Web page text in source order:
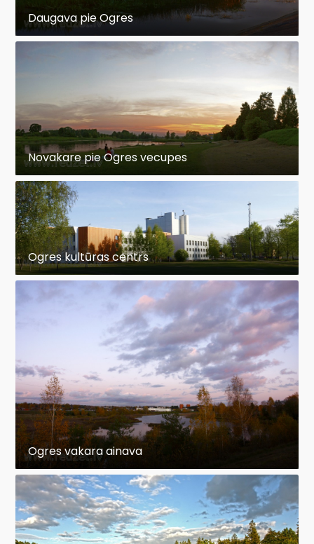
Daugava pie Ogres
Novakare pie Ogres vecupes
Ogres kultūras centrs
Ogres vakara ainava